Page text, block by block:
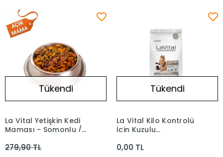
Tükendi
La Vital Yetişkin Kedi
Maması - Somonlu /
279,90 TL
Tükendi
La Vital Kilo Kontrolü
İçin Kuzulu
Maması 1,5 Kg
0,00 TL